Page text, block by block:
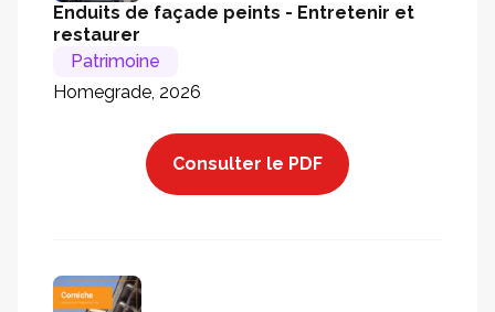
Enduits de façade peints - Entretenir et
restaurer
Patrimoine
Homegrade, 2026
Consulter le PDF